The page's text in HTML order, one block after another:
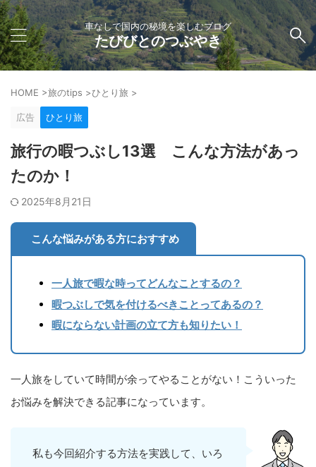
車なしで国内の秘境を楽しむブログ
たびびとのつぶやき
HOME >旅のtips >ひとり旅 >
広告 ひとり旅
旅行の暇つぶし13選 こんな方法があっ
たのか！
2025年8月21日
こんな悩みがある方におすすめ
一人旅で暇な時ってどんなことするの？
暇つぶしで気を付けるべきことってあるの？
暇にならない計画の立て方も知りたい！
一人旅をしていて時間が余ってやることがない！こういった
お悩みを解決できる記事になっています。
私も今回紹介する方法を実践して、いろ